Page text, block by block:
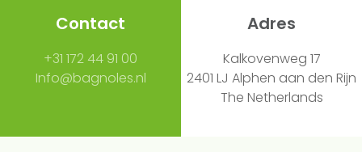
Contact
+31 172 44 91 00
Info@bagnoles.nl
Adres
Kalkovenweg 17
2401 LJ Alphen aan den Rijn
The Netherlands